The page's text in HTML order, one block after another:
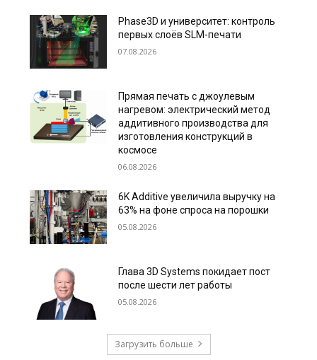
Phase3D и университет: контроль
первых слоёв SLM-печати
07.08.2026
Прямая печать с джоулевым
нагревом: электрический метод
аддитивного производства для
изготовления конструкций в
космосе
06.08.2026
6K Additive увеличила выручку на
63% на фоне спроса на порошки
05.08.2026
Глава 3D Systems покидает пост
после шести лет работы
05.08.2026
Загрузить больше